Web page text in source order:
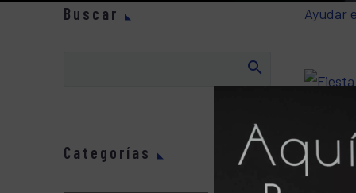
Ayudar
podais
Liu y
Buscar
Categorías